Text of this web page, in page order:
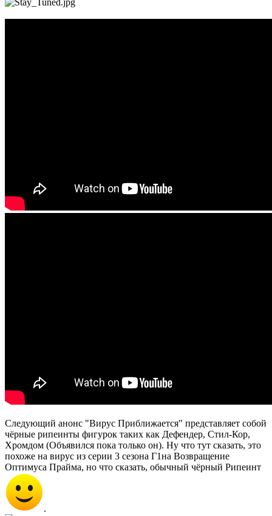
Следующий анонс "Вирус Приближается" представляет собой
чёрные рипеинты фигурок таких как Дефендер, Стил-Кор,
Хромдом (Объявился пока только он). Ну что тут сказать, это
похоже на вирус из серии 3 сезона Г1на Возвращение
Оптимуса Прайма, но что сказать, обычный чёрный Рипеинт
.